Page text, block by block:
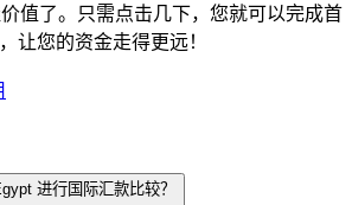
值了。只需点击几下，您就可以完成首
让您的资金走得更远！
进行国际汇款比较？